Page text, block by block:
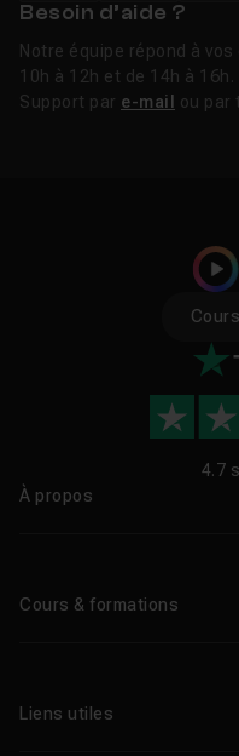
Besoin d’aide ?
Notre équipe répond à
10h à 12h et de 14h à 16h.
Support par e-mail ou par
4.7
À propos
Cours & formations
Formations certifiantes
Liens utiles